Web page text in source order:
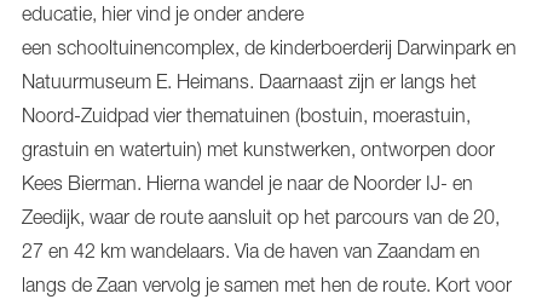
educatie, hier vind je onder andere
een schooltuinencomplex, de kinderboerderij Darwinpark en
Natuurmuseum E. Heimans. Daarnaast zijn er langs het
Noord-Zuidpad vier thematuinen (bostuin, moerastuin,
grastuin en watertuin) met kunstwerken, ontworpen door
Kees Bierman. Hierna wandel je naar de Noorder IJ- en
Zeedijk, waar de route aansluit op het parcours van de 20,
27 en 42 km wandelaars. Via de haven van Zaandam en
langs de Zaan vervolg je samen met hen de route. Kort voor